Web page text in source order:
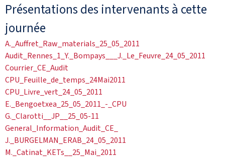
Présentations des intervenants à cette
journée
A._Auffret_Raw_materials_25_05_2011
Audit_Rennes_1_Y._Bompays___J._Le_Feuvre_24_05_2011
Courrier_CE_Audit
CPU_Feuille_de_temps_24Mai2011
CPU_Livre_vert_24_05_2011
E._Bengoetxea_25_05_2011_-_CPU
G._Clarotti__JP__25_05-11
General_Information_Audit_CE_
J._BURGELMAN_ERAB_24_05_2011
M._Catinat_KETs__25_Mai_2011